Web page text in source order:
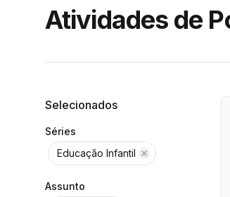
Atividades de
Filtros
Selecionados
Séries
Educação Infantil
Assunto